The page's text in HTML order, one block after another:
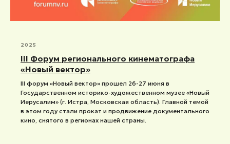
2025
III Форум регионального кинематографа
«Новый вектор»
III форум «Новый вектор» прошел 26-27 июня в
Государственном историко-художественном музее «Новый
Иерусалим» (г. Истра, Московская область). Главной темой
в этом году стали прокат и продвижение документального
кино, снятого в регионах нашей страны.